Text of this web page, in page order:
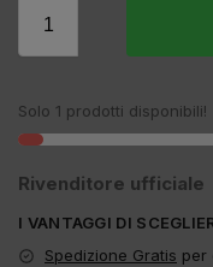
Solo 1 prodotti disponibili!
Rivenditore ufficiale
I VANTAGGI DI
Spedizione Gratis per